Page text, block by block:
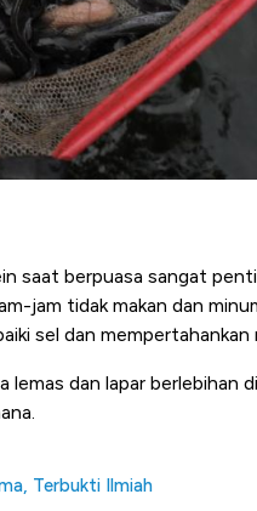
saat berpuasa sangat
jam tidak makan dan
sel dan mempertahankan
dan lapar berlebihan
Terbukti Ilmiah